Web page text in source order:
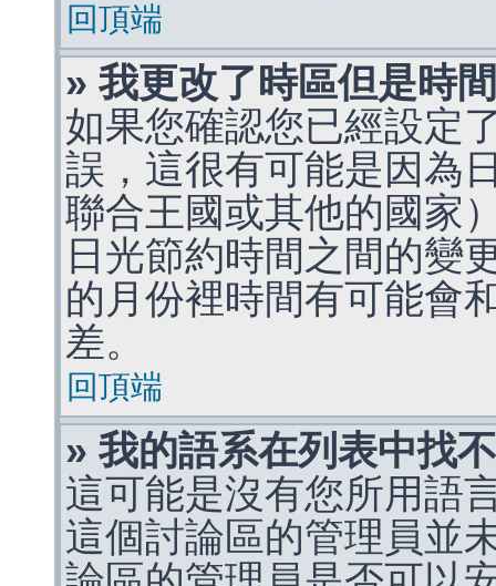
回頂端
» 我更改了時區但是時
如果您確認您已經設定
誤，這很有可能是因為
聯合王國或其他的國家
日光節約時間之間的變
的月份裡時間有可能會
差。
回頂端
» 我的語系在列表中找
這可能是沒有您所用語
這個討論區的管理員並